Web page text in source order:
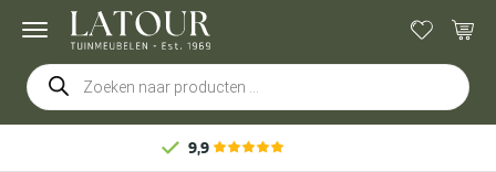
Producten
zoeken
Gratisbezorging & montage